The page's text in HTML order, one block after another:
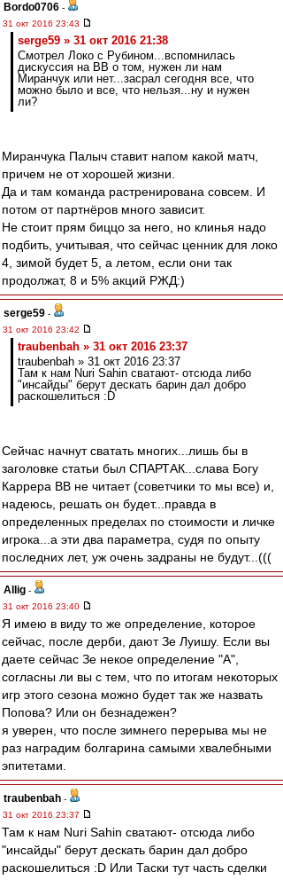
Bordo0706 -
31 окт 2016 23:43
serge59 » 31 окт 2016 21:38
Смотрел Локо с Рубином...вспомнилась
дискуссия на ВВ о том, нужен ли нам
Миранчук или нет...засрал сегодня все, что
можно было и все, что нельзя...ну и нужен
ли?
Миранчука Палыч ставит напом какой матч,
причем не от хорошей жизни.
Да и там команда растренирована совсем. И
потом от партнёров много зависит.
Не стоит прям биццо за него, но клинья надо
подбить, учитывая, что сейчас ценник для локо
4, зимой будет 5, а летом, если они так
продолжат, 8 и 5% акций РЖД:)
serge59 -
31 окт 2016 23:42
traubenbah » 31 окт 2016 23:37
traubenbah » 31 окт 2016 23:37
Там к нам Nuri Sahin сватают- отсюда либо
"инсайды" берут дескать барин дал добро
раскошелиться :D
Сейчас начнут сватать многих...лишь бы в
заголовке статьи был СПАРТАК...слава Богу
Каррера ВВ не читает (советчики то мы все) и,
надеюсь, решать он будет...правда в
определенных пределах по стоимости и личке
игрока...а эти два параметра, судя по опыту
последних лет, уж очень задраны не будут...(((
Allig -
31 окт 2016 23:40
Я имею в виду то же определение, которое
сейчас, после дерби, дают Зе Луишу. Если вы
даете сейчас Зе некое определение "А",
согласны ли вы с тем, что по итогам некоторых
игр этого сезона можно будет так же назвать
Попова? Или он безнадежен?
я уверен, что после зимнего перерыва мы не
раз наградим болгарина самыми хвалебными
эпитетами.
traubenbah -
31 окт 2016 23:37
Там к нам Nuri Sahin сватают- отсюда либо
"инсайды" берут дескать барин дал добро
раскошелиться :D Или Таски тут часть сделки